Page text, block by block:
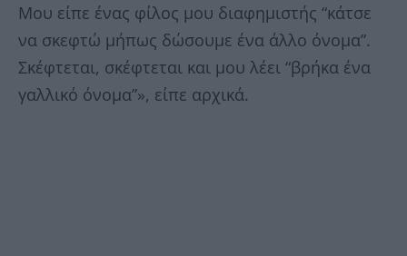
Μου είπε ένας φίλος μου διαφημιστής “κάτσε
να σκεφτώ μήπως δώσουμε ένα άλλο όνομα”.
Σκέφτεται, σκέφτεται και μου λέει “βρήκα ένα
γαλλικό όνομα”», είπε αρχικά.